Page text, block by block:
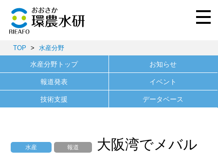
TOP > 水産分野
水産分野トップ お知らせ
報道発表 イベント
技術支援 データベース
水産 報道
大阪湾でメバル